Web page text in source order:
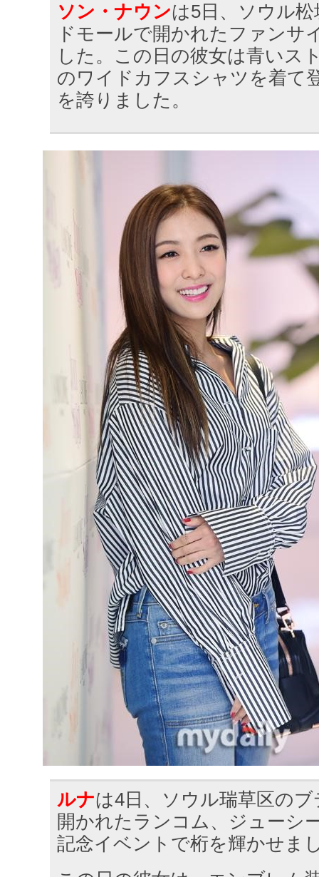
ソン・ナウンは5日、ソウル
ドモールで開かれたファンサ
した。この日の彼女は青いス
のワイドカフスシャツを着て
を誇りました。
ルナは4日、ソウル瑞草区の
開かれたランコム、ジューシ
記念イベントで桁を輝かせま